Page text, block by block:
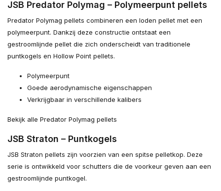
JSB Predator Polymag – Polymeerpunt pellets
Predator Polymag pellets combineren een loden pellet met een
polymeerpunt. Dankzij deze constructie ontstaat een
gestroomlijnde pellet die zich onderscheidt van traditionele
puntkogels en Hollow Point pellets.
Polymeerpunt
Goede aerodynamische eigenschappen
Verkrijgbaar in verschillende kalibers
Bekijk alle Predator Polymag pellets
JSB Straton – Puntkogels
JSB Straton pellets zijn voorzien van een spitse pelletkop. Deze
serie is ontwikkeld voor schutters die de voorkeur geven aan een
gestroomlijnde puntkogel.